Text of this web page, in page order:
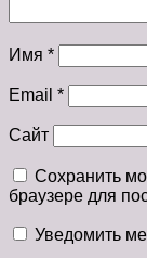
Имя *
Email *
Сайт
Сохранить
браузере для
Уведомить